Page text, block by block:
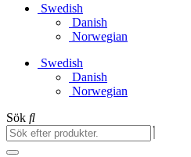
Swedish
Danish
Norwegian
Swedish
Danish
Norwegian
Sök